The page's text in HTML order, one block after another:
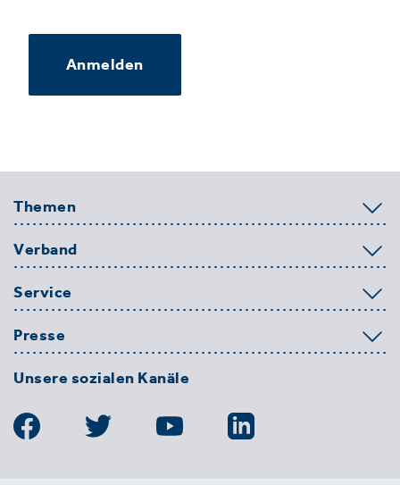
Anmelden
Themen
Verband
Service
Presse
Unsere sozialen Kanäle